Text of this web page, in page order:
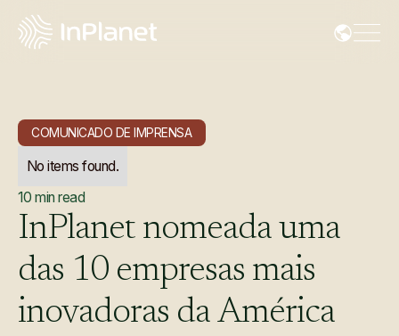
COMUNICADO DE IMPRENSA
No items found.
10 min read
InPlanet nomeada uma
das 10 empresas mais
inovadoras da América